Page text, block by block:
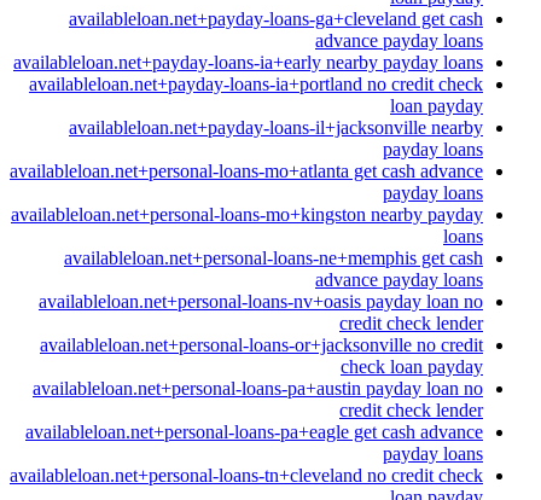
availableloan.net+payday-loans-ga+cleveland get cash
advance payday loans
availableloan.net+payday-loans-ia+early nearby payday loans
availableloan.net+payday-loans-ia+portland no credit check
loan payday
availableloan.net+payday-loans-il+jacksonville nearby
payday loans
availableloan.net+personal-loans-mo+atlanta get cash advance
payday loans
availableloan.net+personal-loans-mo+kingston nearby payday
loans
availableloan.net+personal-loans-ne+memphis get cash
advance payday loans
availableloan.net+personal-loans-nv+oasis payday loan no
credit check lender
availableloan.net+personal-loans-or+jacksonville no credit
check loan payday
availableloan.net+personal-loans-pa+austin payday loan no
credit check lender
availableloan.net+personal-loans-pa+eagle get cash advance
payday loans
availableloan.net+personal-loans-tn+cleveland no credit check